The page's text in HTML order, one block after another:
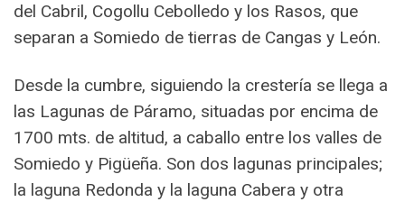
del Cabril, Cogollu Cebolledo y los Rasos, que
separan a Somiedo de tierras de Cangas y León.
Desde la cumbre, siguiendo la crestería se llega a
las Lagunas de Páramo, situadas por encima de
1700 mts. de altitud, a caballo entre los valles de
Somiedo y Pigüeña. Son dos lagunas principales;
la laguna Redonda y la laguna Cabera y otra